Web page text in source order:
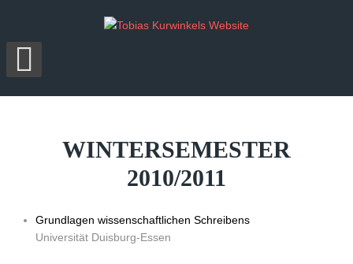
WINTERSEMESTER
2010/2011
Grundlagen wissenschaftlichen Schreibens
Universität Duisburg-Essen